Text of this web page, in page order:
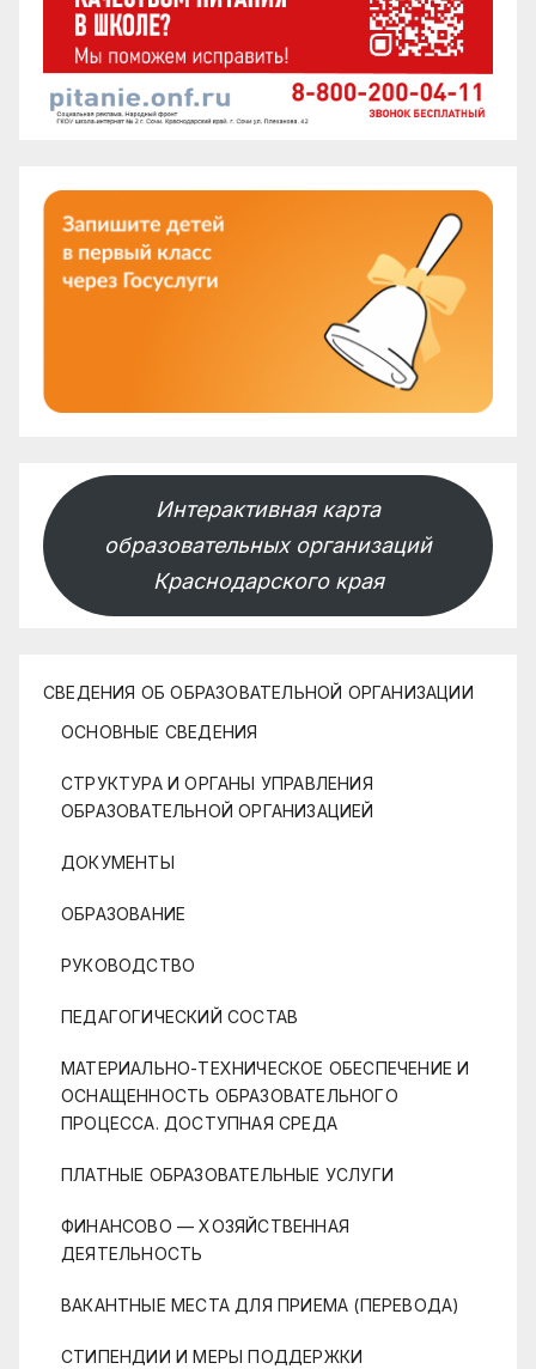
Интерактивная карта
образовательных организаций
Краснодарского края
СВЕДЕНИЯ ОБ ОБРАЗОВАТЕЛЬНОЙ ОРГАНИЗАЦИИ
ОСНОВНЫЕ СВЕДЕНИЯ
СТРУКТУРА И ОРГАНЫ УПРАВЛЕНИЯ
ОБРАЗОВАТЕЛЬНОЙ ОРГАНИЗАЦИЕЙ
ДОКУМЕНТЫ
ОБРАЗОВАНИЕ
РУКОВОДСТВО
ПЕДАГОГИЧЕСКИЙ СОСТАВ
МАТЕРИАЛЬНО-ТЕХНИЧЕСКОЕ ОБЕСПЕЧЕНИЕ И
ОСНАЩЕННОСТЬ ОБРАЗОВАТЕЛЬНОГО
ПРОЦЕССА. ДОСТУПНАЯ СРЕДА
ПЛАТНЫЕ ОБРАЗОВАТЕЛЬНЫЕ УСЛУГИ
ФИНАНСОВО — ХОЗЯЙСТВЕННАЯ
ДЕЯТЕЛЬНОСТЬ
ВАКАНТНЫЕ МЕСТА ДЛЯ ПРИЕМА (ПЕРЕВОДА)
СТИПЕНДИИ И МЕРЫ ПОДДЕРЖКИ